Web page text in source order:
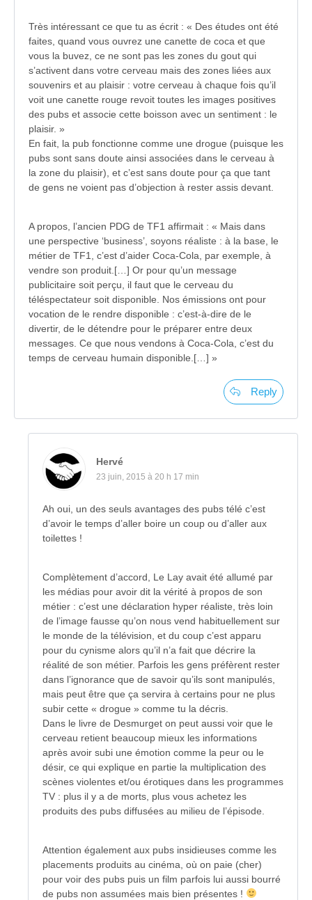
Très intéressant ce que tu as écrit : « Des études ont été
faites, quand vous ouvrez une canette de coca et que
vous la buvez, ce ne sont pas les zones du gout qui
s’activent dans votre cerveau mais des zones liées aux
souvenirs et au plaisir : votre cerveau à chaque fois qu’il
voit une canette rouge revoit toutes les images positives
des pubs et associe cette boisson avec un sentiment : le
plaisir. »
En fait, la pub fonctionne comme une drogue (puisque les
pubs sont sans doute ainsi associées dans le cerveau à
la zone du plaisir), et c’est sans doute pour ça que tant
de gens ne voient pas d’objection à rester assis devant.
A propos, l’ancien PDG de TF1 affirmait : « Mais dans
une perspective ‘business’, soyons réaliste : à la base, le
métier de TF1, c’est d’aider Coca-Cola, par exemple, à
vendre son produit.[…] Or pour qu’un message
publicitaire soit perçu, il faut que le cerveau du
téléspectateur soit disponible. Nos émissions ont pour
vocation de le rendre disponible : c’est-à-dire de le
divertir, de le détendre pour le préparer entre deux
messages. Ce que nous vendons à Coca-Cola, c’est du
temps de cerveau humain disponible.[…] »
Reply
Hervé
23 juin, 2015 à 20 h 17 min
Ah oui, un des seuls avantages des pubs télé c’est
d’avoir le temps d’aller boire un coup ou d’aller aux
toilettes !
Complètement d’accord, Le Lay avait été allumé par
les médias pour avoir dit la vérité à propos de son
métier : c’est une déclaration hyper réaliste, très loin
de l’image fausse qu’on nous vend habituellement sur
le monde de la télévision, et du coup c’est apparu
pour du cynisme alors qu’il n’a fait que décrire la
réalité de son métier. Parfois les gens préfèrent rester
dans l’ignorance que de savoir qu’ils sont manipulés,
mais peut être que ça servira à certains pour ne plus
subir cette « drogue » comme tu la décris.
Dans le livre de Desmurget on peut aussi voir que le
cerveau retient beaucoup mieux les informations
après avoir subi une émotion comme la peur ou le
désir, ce qui explique en partie la multiplication des
scènes violentes et/ou érotiques dans les programmes
TV : plus il y a de morts, plus vous achetez les
produits des pubs diffusées au milieu de l’épisode.
Attention également aux pubs insidieuses comme les
placements produits au cinéma, où on paie (cher)
pour voir des pubs puis un film parfois lui aussi bourré
de pubs non assumées mais bien présentes !